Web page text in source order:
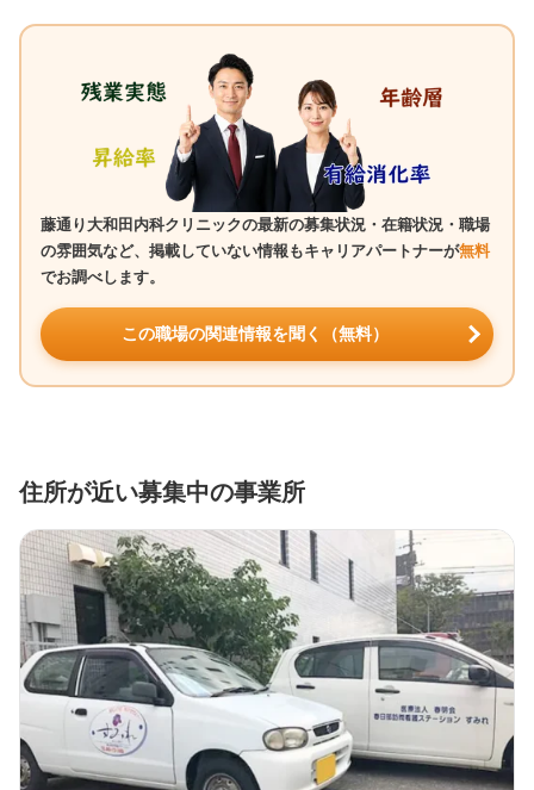
藤通り大和田内科クリニックの最新の募集状況・在籍状況・職場
の雰囲気など、掲載していない情報もキャリアパートナーが無料
でお調べします。
この職場の関連情報を聞く（無料）
住所が近い募集中の事業所